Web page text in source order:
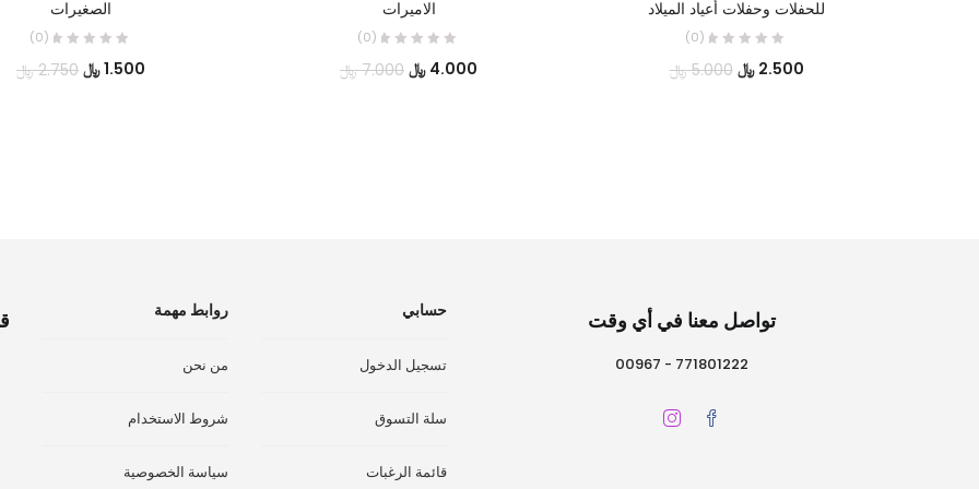
الصغيرات
(0)
1.500﷼السعر
2.750 ﷼
الاميرات
(0)
4.000 ﷼السعر
7.000 ﷼السعر
للحفلات وحفلات أعياد الميلاد
(0)
2.500 ﷼السعر
5.000 ﷼السعر
روابط مهمة
من نحن
شروط الاستخدام
سياسة الخصوصية
حسابي
تسجيل الدخول
سلة التسوق
قائمة الرغبات
تواصل معنا في أي وقت
771801222 - 00967